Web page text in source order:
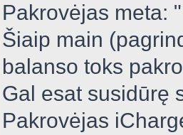
Pakrovėjas meta:
Šiaip main
balanso toks
Gal esat susidūrę
Pakrovėjas